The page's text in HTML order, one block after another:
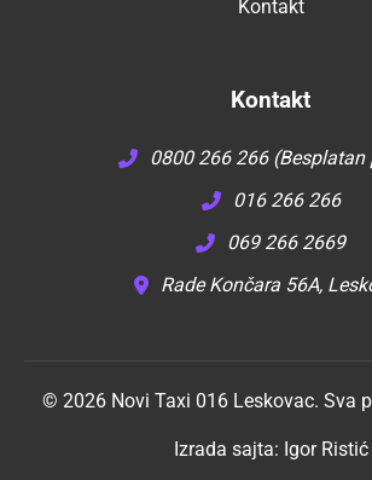
Kontakt
Kontakt
0800 266 266 (Besplatan
016 266 266
069 266 2669
Rade Končara 56A,
© 2026 Novi Taxi 016 Leskovac. Sva
Izrada sajta: Igor Ristić